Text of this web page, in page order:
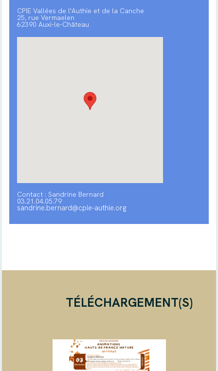
CPIE Vallées de l'Authie et de la Canche
25, rue Vermaelen
62390 Auxi-le-Château
Contact : Sandrine Bernard
03.21.04.05.79
sandrine.bernard@cpie-authie.org
TÉLÉCHARGEMENT(S)